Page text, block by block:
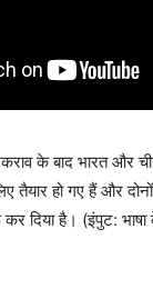
के बाद भारत और
तैयार हो गए हैं और
दिया है। (इंपुट: